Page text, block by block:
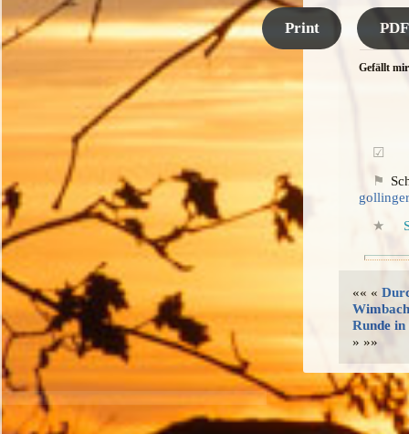
Print PDF
Gefällt
«« «
Runde
» »»